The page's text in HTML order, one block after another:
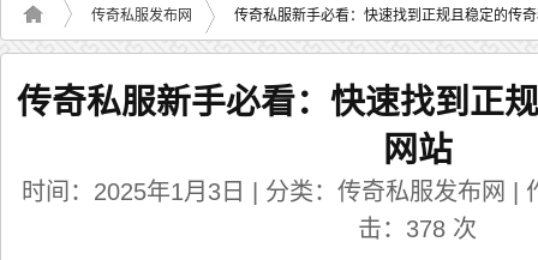
传奇私服发布网 传奇私服新手必看：快速找到正规且稳定的传
传奇私服新手必看：快速找到正
网站
时间：2025年1月3日 | 分类：传奇私服发布网 |
击： 378 次